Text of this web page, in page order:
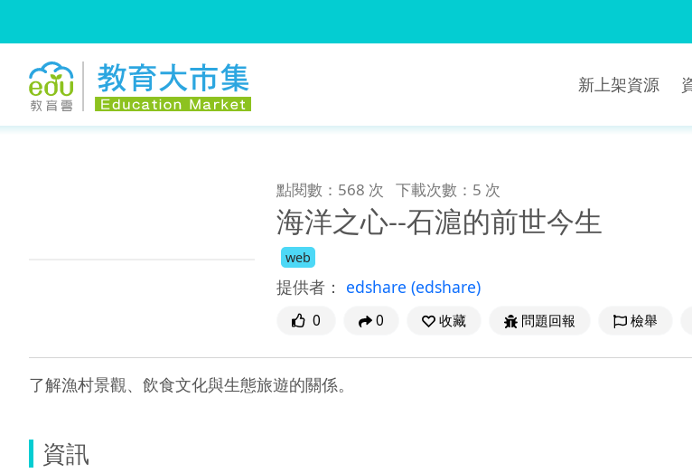
新上架資源
點閱數：568 次 下載次數：5 次
海洋之心--石滬的前世今生
web
提供者： edshare (edshare)
0 0 收藏 問題回報 檢舉
了解漁村景觀、飲食文化與生態旅遊的關係。
資訊